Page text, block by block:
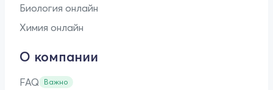
Биология онлайн
Химия онлайн
О компании
FAQ Важно